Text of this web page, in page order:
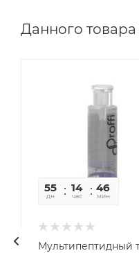
Данного
55
дн
14
час
46
мин
Мультипептидный